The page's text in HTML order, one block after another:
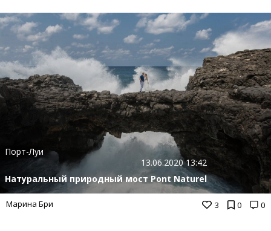
3 0 0
Порт-Луи
13.06.2020 13:42
Натуральный природный мост Pont Naturel
Марина Бри